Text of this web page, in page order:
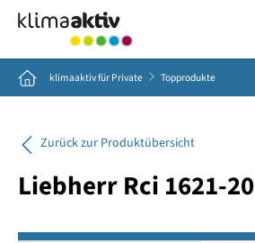
Home klimaaktiv für Private Topprodukte
Zurück zur Produktübersicht
Liebherr Rci 1621-20